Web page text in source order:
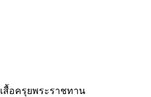
เสื้อครุยพระราชทาน